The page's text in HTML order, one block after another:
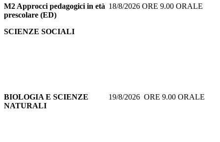
M2 Approcci pedagogici in età
prescolare (ED)
SCIENZE SOCIALI
18/8/2026 ORE 9.00 ORALE
BIOLOGIA E SCIENZE
NATURALI
19/8/2026 ORE 9.00 ORALE